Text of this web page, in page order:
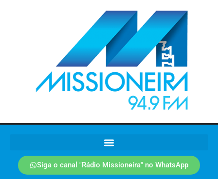
Siga o canal "Rádio Missioneira" no WhatsApp